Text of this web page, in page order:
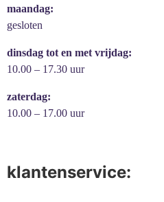
maandag:
gesloten
dinsdag tot en met vrijdag:
10.00 – 17.30 uur
zaterdag:
10.00 – 17.00 uur
klantenservice: